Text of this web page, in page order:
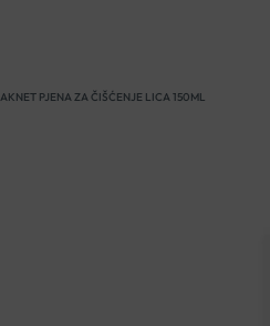
PJENA ZA ČIŠĆENJE LICA 150ML